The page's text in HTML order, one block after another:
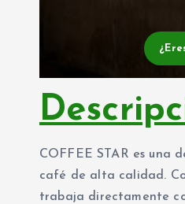
COFFEE STAR es una
café de alta calidad.
trabaja directamente